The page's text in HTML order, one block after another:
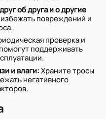
об друга и о другие
повреждений и
проверка и
поддерживать
и влаги:Храните тросы
негативного